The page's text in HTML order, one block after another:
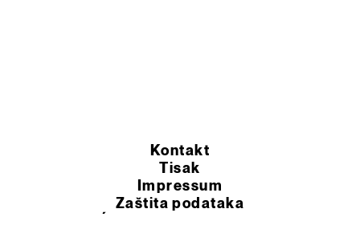
Kontakt
Tisak
Impressum
Zaštita podataka